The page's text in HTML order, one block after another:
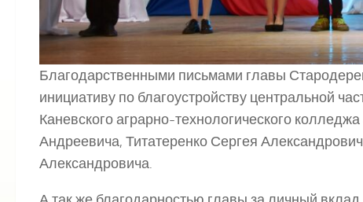
Благодарственными письмами главы
инициативу по благоустройству центральной
Каневского аграрно-технологического
Андреевича, Титатеренко Сергея
Александровича.